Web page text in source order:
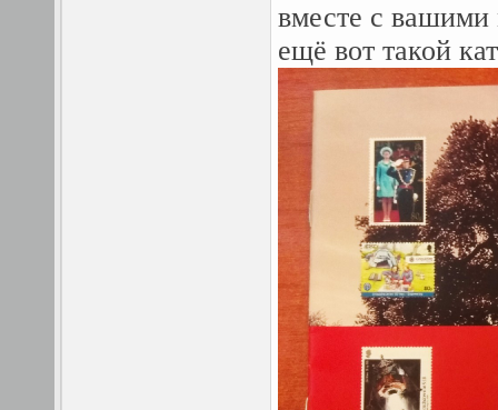
вместе с
ещё вот такой